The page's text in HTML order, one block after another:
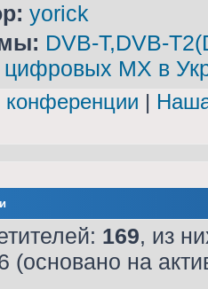
yorick
DVB-T,DVB-
цифровых МХ в
конференции |
169, из
(основано на